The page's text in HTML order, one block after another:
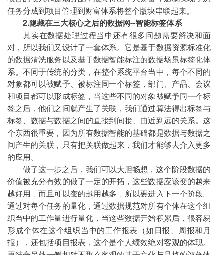
任务分成到项目管理到财富体系将整个版块串联起来。
2.隐藏在三大核心之后的数据网--智能标签体系
其实在数据处理过程当中还有很多问题需要解决和面
对，所以我们又设计了一套体系。它是基于数据资源标准化
的数据清洗服务以及基于数据智能标注的数据场景标签化体
系。不同于传统的分类，在整个系统平台当中，每个不同的
对象都可以被赋予、被标注同一个标签，部门、产品、会议
和项目都可以形成标签，当这些不同的对象被赋予同一个标
签之后，他们之间就产生了关联，我们通过算法得出标签与
标签、数据与数据之间的直接到间接、由近到远的关系。这
个东西很重要，因为所有数据智能的基础都是数据与数据之
间产生的关联，只有把关联做起来，我们才能够去介入更多
的应用。
做了这一步之后，我们可以大胆畅想，这个阶段数据的
价值被充分有效的做了一定的开拓，这些数据应该变的越来
越好用，而且可以变的越用越多，所以要进入下一个阶段。
通过对每个任务的量化，通过数据规范对所有个体在这个组
织当中的工作量进行量化，当这些数据开始积累后，很容易
形成个体在这个组织当中的工作报表（如日报、周报和月
报），还包括项目报表，这个是个人绩效绝对客观的体现。